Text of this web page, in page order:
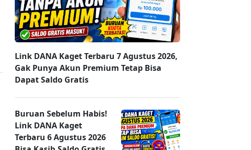
Link DANA Kaget Terbaru 7 Agustus 2026,
Gak Punya Akun Premium Tetap Bisa
Dapat Saldo Gratis
Buruan Sebelum Habis!
Link DANA Kaget
Terbaru 6 Agustus 2026